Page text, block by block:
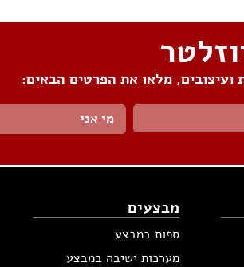
ועיצובים, מלאו את הפרטים הבאים:
מי אני
מבצעים
ספות במבצע
מערכות ישיבה במבצע